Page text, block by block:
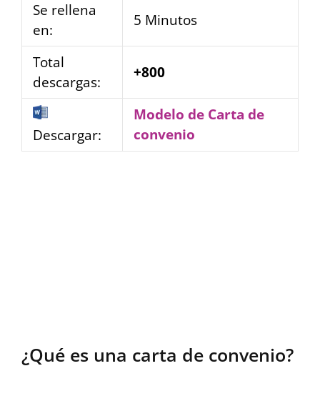
Se rellena
en:
5 Minutos
Total
descargas:
+800
Descargar:
Modelo de Carta de
convenio
¿Qué es una carta de convenio?